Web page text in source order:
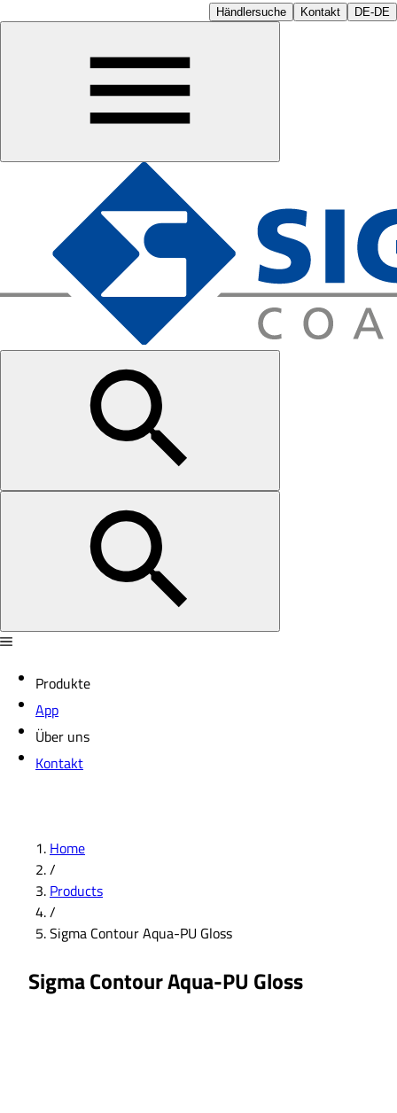
Händlersuche Kontakt DE-DE
Produkte
App
Über uns
Kontakt
Home
/
Products
/
Sigma Contour Aqua-PU Gloss
Sigma Contour Aqua-PU Gloss